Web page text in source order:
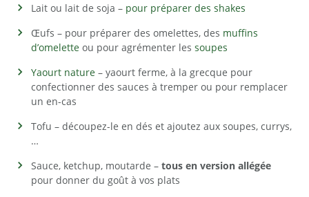
Lait ou lait de soja – pour préparer des shakes
Œufs – pour préparer des omelettes, des muffins
d’omelette ou pour agrémenter les soupes
Yaourt nature – yaourt ferme, à la grecque pour
confectionner des sauces à tremper ou pour remplacer
un en-cas
Tofu – découpez-le en dés et ajoutez aux soupes, currys,
…
Sauce, ketchup, moutarde – tous en version allégée
pour donner du goût à vos plats